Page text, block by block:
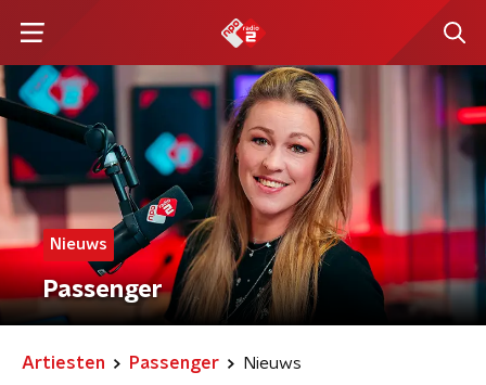
Nieuws
Passenger
Artiesten Passenger Nieuws